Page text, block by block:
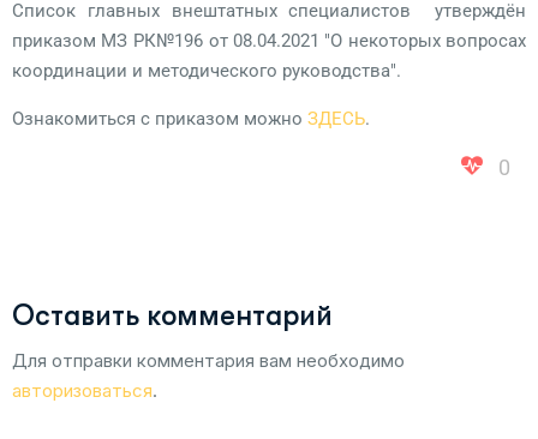
Список главных внештатных специалистов утверждён
приказом МЗ РК№196 от 08.04.2021 "О некоторых вопросах
координации и методического руководства".
Ознакомиться с приказом можно ЗДЕСЬ.
0
Оставить комментарий
Для отправки комментария вам необходимо
авторизоваться.